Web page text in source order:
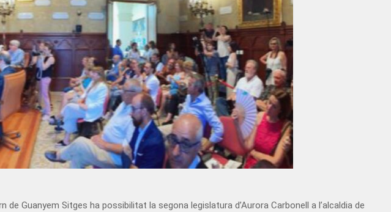
Guanyem Sitges ha possibilitat la segona legislatura d’Aurora Carbonell a l’alcaldia de